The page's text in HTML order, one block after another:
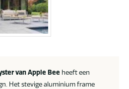
van Apple Bee heeft een
Het stevige aluminium frame